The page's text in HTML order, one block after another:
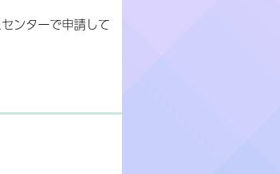
ンターで申請して